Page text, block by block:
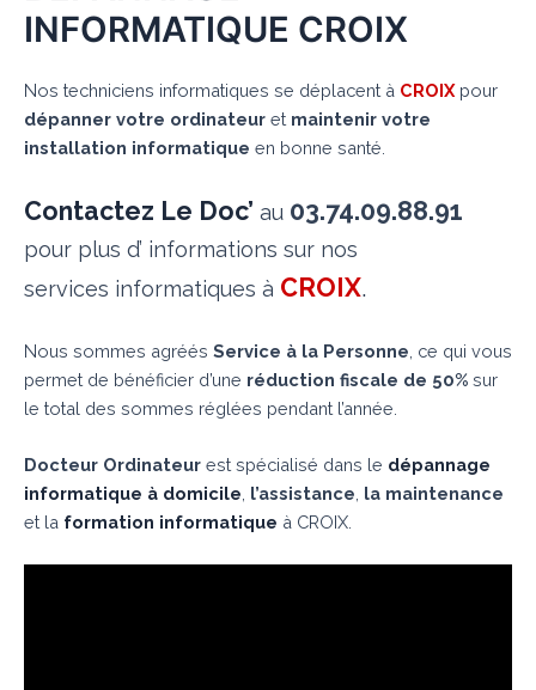
INFORMATIQUE CROIX
Nos techniciens informatiques se déplacent à CROIXpour
dépanner votre ordinateur et maintenir votre
installation informatique en bonne santé.
Contactez Le Doc’ au 03.74.09.88.91
pour plus d’ informations sur nos
services informatiques à CROIX.
Nous sommes agréés Service à la Personne , ce qui vous
permet de bénéficier d’une réduction fiscale de 50% sur
le total des sommes réglées pendant l’année.
Docteur Ordinateur est spécialisé dans le dépannage
informatique à domicile l’assistance la maintenance
et la formation informatique à CROIX.